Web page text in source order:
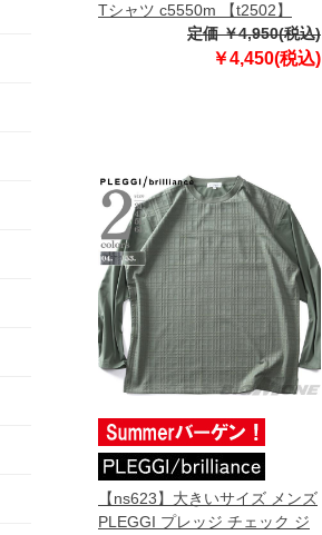
Tシャツ c5550m 【t2502】
定価 ￥4,950(税込)
￥4,450(税込)
【ns623】大きいサイズ メンズ
PLEGGI プレッジ チェック ジ